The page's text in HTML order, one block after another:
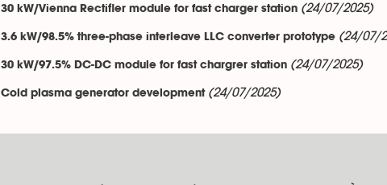
30 kW/Vienna Rectifier module for fast charger station (24/07/2025)
3.6 kW/98.5% three-phase interleave LLC converter prototype (24/07/
30 kW/97.5% DC-DC module for fast chargrer station (24/07/2025)
Cold plasma generator development (24/07/2025)